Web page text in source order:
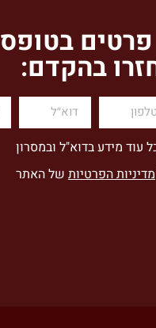
בטופס
בהקדם:
עוד מידע בדוא"ל ובמסרון
מדיניות הפרטיות של האתר